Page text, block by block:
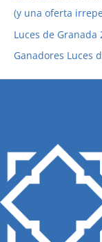
p
o
r
(y una oferta
Luces de Granada
Ganadores Luces